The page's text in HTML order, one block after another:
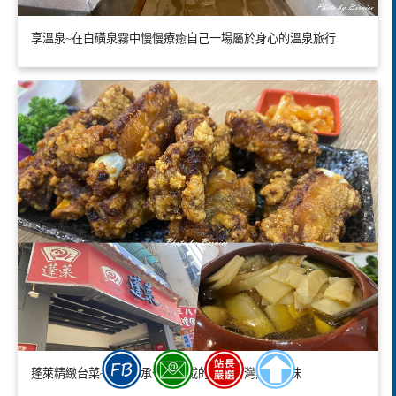
享溫泉~在白磺泉霧中慢慢療癒自己一場屬於身心的溫泉旅行
蓬萊精緻台菜~細品傳承七十餘載的經典台灣辦桌滋味